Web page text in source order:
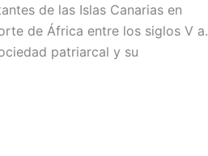
de las Islas Canarias en
de África entre los siglos V a.
patriarcal y su